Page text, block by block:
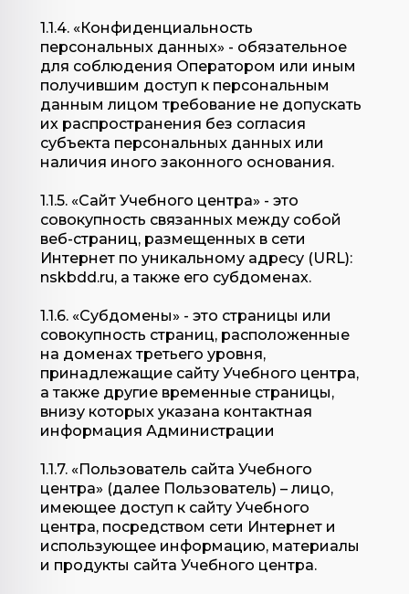
1.1.4. «Конфиденциальность
персональных данных» - обязательное
для соблюдения Оператором или иным
получившим доступ к персональным
данным лицом требование не допускать
их распространения без согласия
субъекта персональных данных или
наличия иного законного основания.
1.1.5. «Сайт Учебного центра» - это
совокупность связанных между собой
веб-страниц, размещенных в сети
Интернет по уникальному адресу (URL):
nskbdd.ru, а также его субдоменах.
1.1.6. «Субдомены» - это страницы или
совокупность страниц, расположенные
на доменах третьего уровня,
принадлежащие сайту Учебного центра,
а также другие временные страницы,
внизу которых указана контактная
информация Администрации
1.1.7. «Пользователь сайта Учебного
центра» (далее Пользователь) – лицо,
имеющее доступ к сайту Учебного
центра, посредством сети Интернет и
использующее информацию, материалы
и продукты сайта Учебного центра.